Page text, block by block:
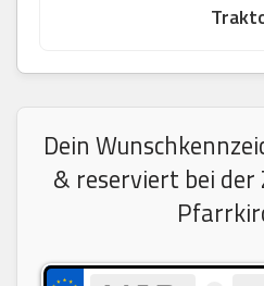
Dein
& reserviert bei der